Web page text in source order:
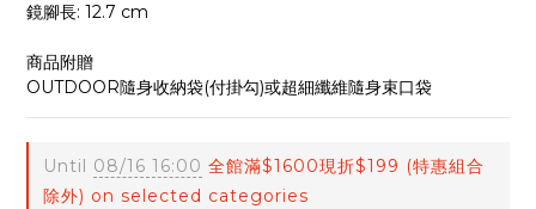
鏡腳長: 12.7 cm
商品附贈
OUTDOOR隨身收納袋(付掛勾)或超細纖維隨身束口袋
Until 08/16 16:00 全館滿$1600現折$199 (特惠組合
除外) on selected categories